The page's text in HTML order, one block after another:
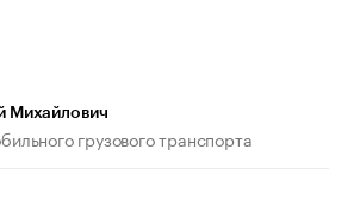
Михайлович
грузового транспорта